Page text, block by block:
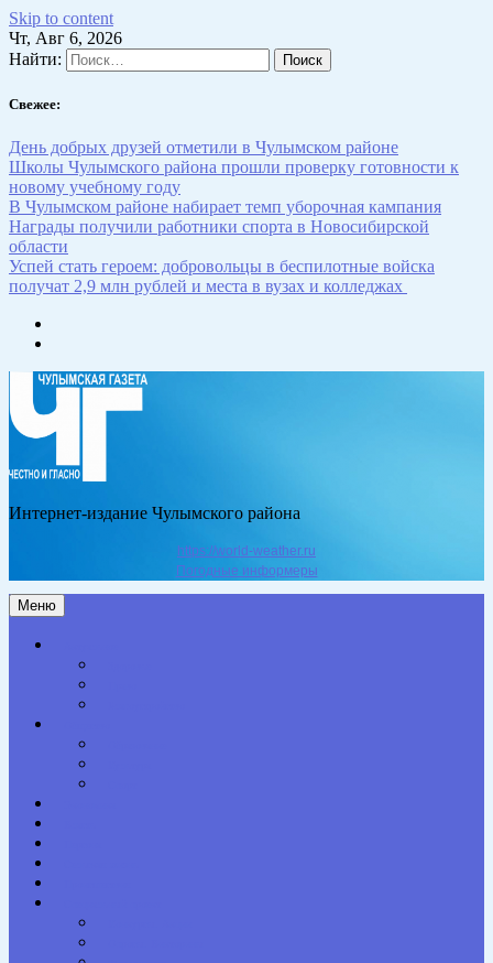
Skip to content
Чт, Авг 6, 2026
Найти:
Свежее:
День добрых друзей отметили в Чулымском районе
Школы Чулымского района прошли проверку готовности к
новому учебному году
В Чулымском районе набирает темп уборочная кампания
Награды получили работники спорта в Новосибирской
области
Успей стать героем: добровольцы в беспилотные войска
получат 2,9 млн рублей и места в вузах и колледжах
Интернет-издание Чулымского района
https://world-weather.ru
Погодные информеры
Меню